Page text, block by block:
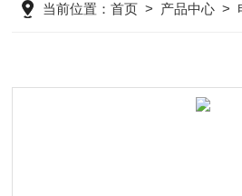
当前位置：首页 > 产品中心 >